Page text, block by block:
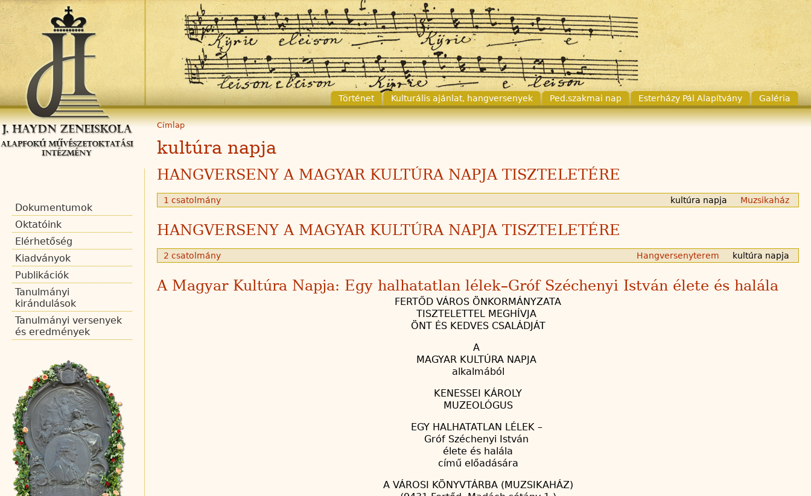
Történet Kulturális ajánlat, hangversenyek Ped.szakmai nap Esterházy Pál Alapítvány Galéria
Címlap
kultúra napja
HANGVERSENY A MAGYAR KULTÚRA NAPJA TISZTELETÉRE
1 csatolmány kultúra napja Muzsikaház
HANGVERSENY A MAGYAR KULTÚRA NAPJA TISZTELETÉRE
2 csatolmány Hangversenyterem kultúra napja
A Magyar Kultúra Napja: Egy halhatatlan lélek–Gróf Széchenyi István élete és halála
FERTŐD VÁROS ÖNKORMÁNYZATA
TISZTELETTEL MEGHÍVJA
ÖNT ÉS KEDVES CSALÁDJÁT
A
MAGYAR KULTÚRA NAPJA
alkalmából
KENESSEI KÁROLY
MUZEOLÓGUS
EGY HALHATATLAN LÉLEK –
Gróf Széchenyi István
élete és halála
című előadására
A VÁROSI KÖNYVTÁRBA (MUZSIKAHÁZ)
Dokumentumok
Oktatóink
Elérhetőség
Kiadványok
Publikációk
Tanulmányi
kirándulások
Tanulmányi versenyek
és eredmények